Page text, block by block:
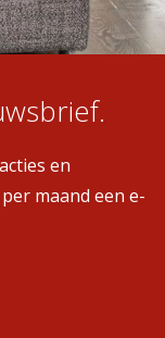
en
maand een e-